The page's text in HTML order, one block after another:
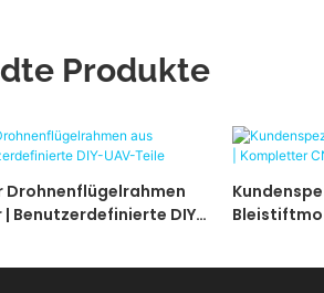
Produkte
| Benutzerdefinierte DIY-